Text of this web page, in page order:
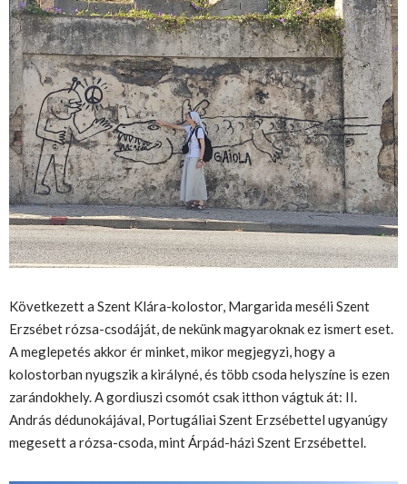
Következett a Szent Klára-kolostor, Margarida meséli Szent
Erzsébet rózsa-csodáját, de nekünk magyaroknak ez ismert eset.
A meglepetés akkor ér minket, mikor megjegyzi, hogy a
kolostorban nyugszik a királyné, és több csoda helyszíne is ezen
zarándokhely. A gordiuszi csomót csak itthon vágtuk át: II.
András dédunokájával, Portugáliai Szent Erzsébettel ugyanúgy
megesett a rózsa-csoda, mint Árpád-házi Szent Erzsébettel.